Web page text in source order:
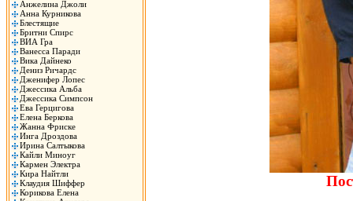
Анжелина Джоли
Анна Курникова
Блестящие
Бритни Спирс
ВИА Гра
Ванесса Паради
Вика Дайнеко
Дениз Ричардс
Дженифер Лопес
Джессика Альба
Джессика Симпсон
Ева Герцигова
Елена Беркова
Жанна Фриске
Инга Дроздова
Ирина Салтыкова
Кайли Миноуг
Кармен Электра
Кира Найтли
Клаудия Шиффер
Корикова Елена